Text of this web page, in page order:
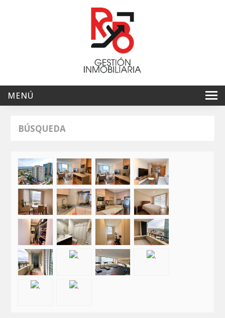
MENÚ
Arriendos
Servicios
Nosotros
Contacto
Envíenos su propiedad
BÚSQUEDA